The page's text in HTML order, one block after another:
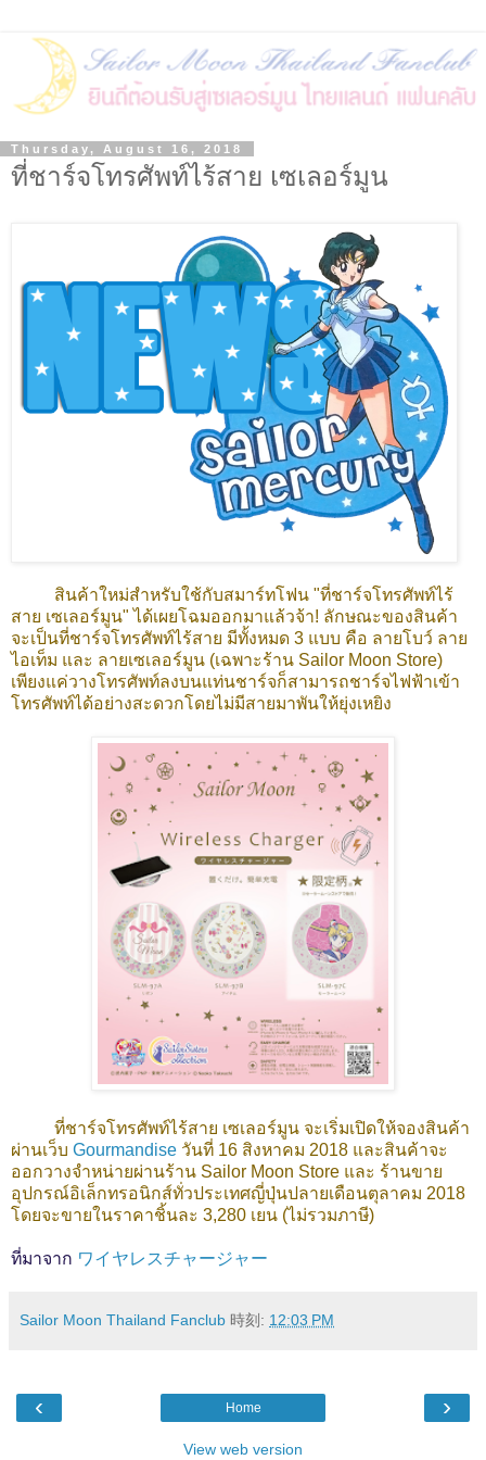
Thursday, August 16, 2018
ที่ชาร์จโทรศัพท์ไร้สาย เซเลอร์มูน
สินค้าใหม่สำหรับใช้กับสมาร์ทโฟน "ที่ชาร์จโทรศัพท์ไร้
สาย เซเลอร์มูน" ได้เผยโฉมออกมาแล้วจ้า! ลักษณะของสินค้า
จะเป็นที่ชาร์จโทรศัพท์ไร้สาย มีทั้งหมด 3 แบบ คือ ลายโบว์ ลาย
ไอเท็ม และ ลายเซเลอร์มูน (เฉพาะร้าน Sailor Moon Store)
เพียงแค่วางโทรศัพท์ลงบนแท่นชาร์จก็สามารถชาร์จไฟฟ้าเข้า
โทรศัพท์ได้อย่างสะดวกโดยไม่มีสายมาพันให้ยุ่งเหยิง
ที่ชาร์จโทรศัพท์ไร้สาย เซเลอร์มูน จะเริ่มเปิดให้จองสินค้า
ผ่านเว็บ Gourmandise วันที่ 16 สิงหาคม 2018 และสินค้าจะ
ออกวางจำหน่ายผ่านร้าน Sailor Moon Store และ ร้านขาย
อุปกรณ์อิเล็กทรอนิกส์ทั่วประเทศญี่ปุ่นปลายเดือนตุลาคม 2018
โดยจะขายในราคาชิ้นละ 3,280 เยน (ไม่รวมภาษี)
ที่มาจาก ワイヤレスチャージャー
Sailor Moon Thailand Fanclub 時刻: 12:03 PM
‹ ›
Home
View web version